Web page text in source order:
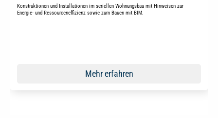
Konstruktionen und Installationen im seriellen Wohnungsbau mit Hinweisen zur
Energie- und Ressourceneffizienz sowie zum Bauen mit BIM.
Mehr erfahren